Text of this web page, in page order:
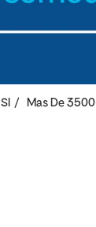
SI Mas De